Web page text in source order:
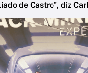
de Castro", diz